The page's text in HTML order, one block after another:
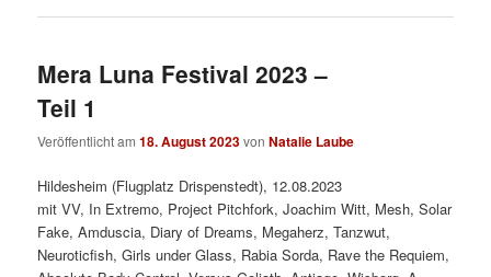
Mera Luna Festival 2023 –
Teil 1
Veröffentlicht am18. August 2023vonNatalie Laube
Hildesheim (Flugplatz Drispenstedt), 12.08.2023
mit VV, In Extremo, Project Pitchfork, Joachim Witt, Mesh, Solar
Fake, Amduscia, Diary of Dreams, Megaherz, Tanzwut,
Neuroticfish, Girls under Glass, Rabia Sorda, Rave the Requiem,